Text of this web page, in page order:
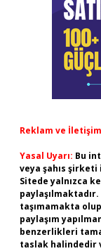
Reklam ve
Yasal Uyarı: Bu
veya şahıs
Sitede yalnızca
taşımamakta
paylaşım
benzerlikleri
taslak halindedir